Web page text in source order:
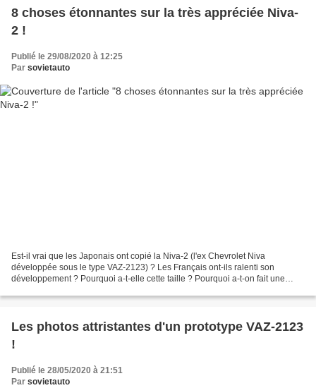
8 choses étonnantes sur la très appréciée Niva-
2 !
Publié le 29/08/2020 à 12:25
Par sovietauto
Est-il vrai que les Japonais ont copié la Niva-2 (l'ex Chevrolet Niva
développée sous le type VAZ-2123) ? Les Français ont-ils ralenti son
développement ? Pourquoi a-t-elle cette taille ? Pourquoi a-t-on fait une
Les photos attristantes d'un prototype VAZ-2123
!
Publié le 28/05/2020 à 21:51
Par sovietauto